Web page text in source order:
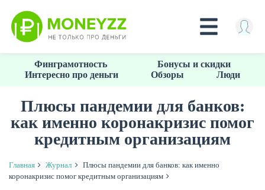
основному
КРЕДИТЫ
Финграмотность
Бонусы и скидки
Интересно про деньги
Обзоры Люди
Плюсы пандемии для банков:
как именно коронакризис помог
кредитным организациям
Главная Журнал
Плюсы пандемии для банков: как именно
коронакризис помог кредитным организациям